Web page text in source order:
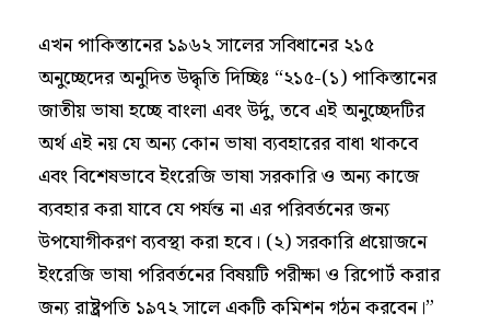
এখন পাকিস্তানের ১৯৬২ সালের সবিধানের ২১৫
অনুচ্ছেদের অনুদিত উদ্ধৃতি দিচ্ছিঃ “২১৫-(১) পাকিস্তানের
জাতীয় ভাষা হচ্ছে বাংলা এবং উর্দু, তবে এই অনুচ্ছেদটির
অর্থ এই নয় যে অন্য কোন ভাষা ব্যবহারের বাধা থাকবে
এবং বিশেষভাবে ইংরেজি ভাষা সরকারি ও অন্য কাজে
ব্যবহার করা যাবে যে পর্যন্ত না এর পরিবর্তনের জন্য
উপযোগীকরণ ব্যবস্থা করা হবে। (২) সরকারি প্রয়োজনে
ইংরেজি ভাষা পরিবর্তনের বিষয়টি পরীক্ষা ও রিপোর্ট করার
জন্য রাষ্ট্রপতি ১৯৭২ সালে একটি কমিশন গঠন করবেন।”